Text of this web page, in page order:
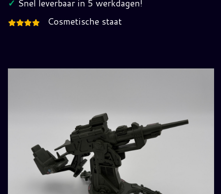
✓ Snel leverbaar in 5 werkdagen!
Cosmetische staat